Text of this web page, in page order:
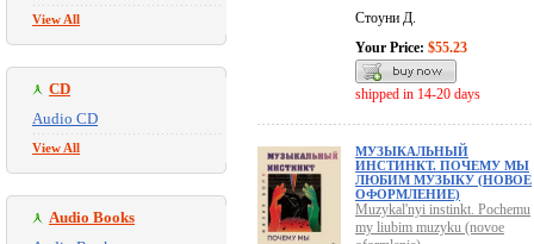
View All
CD
Audio CD
View All
Audio Books
Стоуни Д.
Your Price: $55.23
shipped in 14-20 days
МУЗЫКАЛЬНЫЙ
ИНСТИНКТ. ПОЧЕМУ МЫ
ЛЮБИМ МУЗЫКУ (НОВОЕ
ОФОРМЛЕНИЕ)
Muzykal'nyi instinkt. Pochemu
my liubim muzyku (novoe